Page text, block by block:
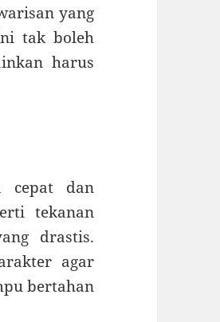
yang
tak boleh
harus
cepat dan
tekanan
drastis.
agar
bertahan